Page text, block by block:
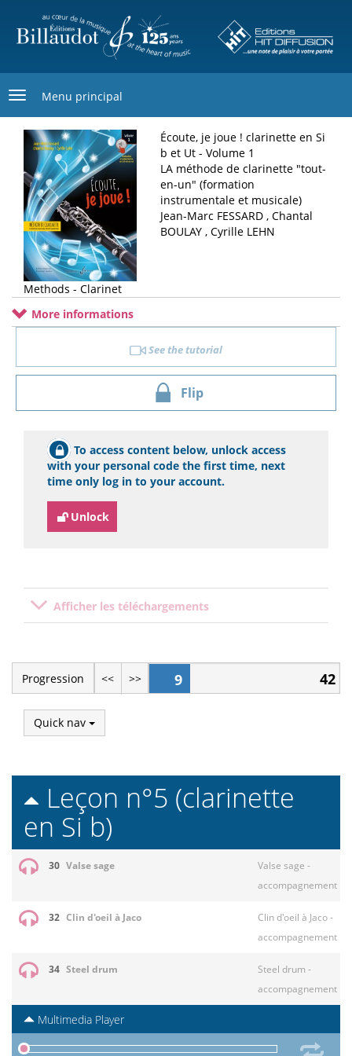
main
Menu principal
Écoute, je joue ! clarinette en Si
b et Ut - Volume 1
LA méthode de clarinette "tout-
en-un" (formation
instrumentale et musicale)
Jean-Marc FESSARD , Chantal
BOULAY , Cyrille LEHN
Methods - Clarinet
More informations
See the tutorial
Flip
To access content below, unlock access
with your personal code the first time, next
time only log in to your account.
Unlock
Afficher les téléchargements
Progression << >> 9 42
Quick nav
Leçon n°5 (clarinette
en Si b)
30 Valse sage
Valse sage -
accompagnement
32 Clin d'oeil à Jaco
Clin d'oeil à Jaco -
accompagnement
34 Steel drum
Steel drum -
accompagnement
Multimedia Player